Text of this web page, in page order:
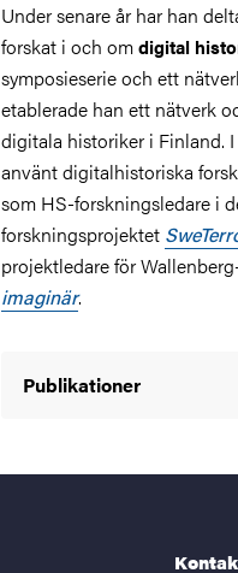
Under senare år har han
forskat i och omdigital
symposieserie och ett
etablerade han ett nätverk
digitala historiker i Finland.
använt digitalhistoriska
som HS-forskningsledare i
forskningsprojektet
projektledare för
imaginär.
Publikationer